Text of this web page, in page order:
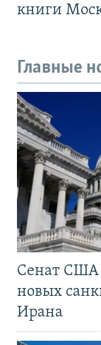
книги
Главные
Сенат США
новых
Ирана